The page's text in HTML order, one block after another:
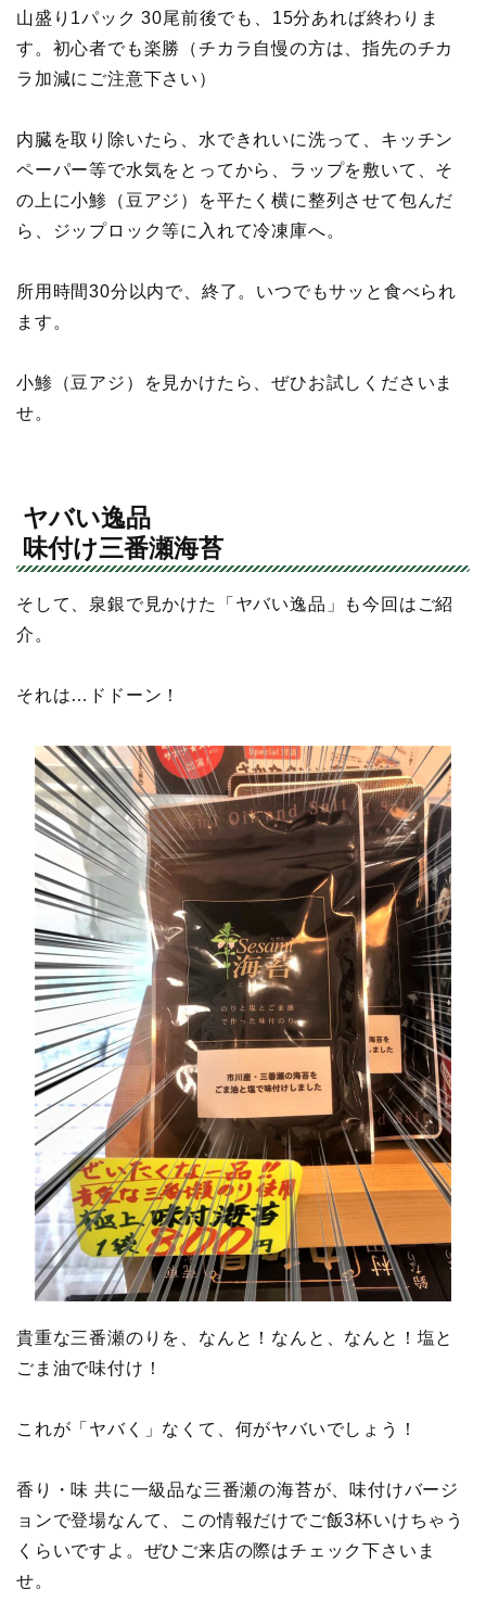
山盛り1パック 30尾前後でも、15分あれば終わりま
す。初心者でも楽勝（チカラ自慢の方は、指先のチカ
ラ加減にご注意下さい）
内臓を取り除いたら、水できれいに洗って、キッチン
ペーパー等で水気をとってから、ラップを敷いて、そ
の上に小鯵（豆アジ）を平たく横に整列させて包んだ
ら、ジップロック等に入れて冷凍庫へ。
所用時間30分以内で、終了。いつでもサッと食べられ
ます。
小鯵（豆アジ）を見かけたら、ぜひお試しくださいま
せ。
ヤバい逸品
味付け三番瀬海苔
そして、泉銀で見かけた「ヤバい逸品」も今回はご紹
介。
それは…ドドーン！
貴重な三番瀬のりを、なんと！なんと、なんと！塩と
ごま油で味付け！
これが「ヤバく」なくて、何がヤバいでしょう！
香り・味 共に一級品な三番瀬の海苔が、味付けバージ
ョンで登場なんて、この情報だけでご飯3杯いけちゃう
くらいですよ。ぜひご来店の際はチェック下さいま
せ。